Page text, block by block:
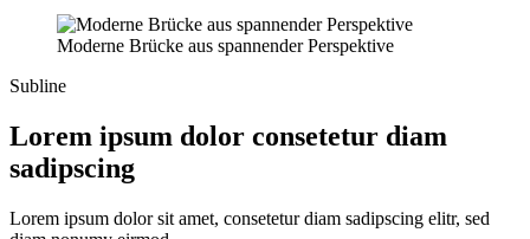
Moderne Brücke aus spannender Perspektive
Subline
Lorem ipsum dolor consetetur diam
sadipscing
Lorem ipsum dolor sit amet, consetetur diam sadipscing elitr, sed